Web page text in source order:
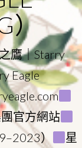
）
鷹｜Starry
Eagle
官方網站
）
星